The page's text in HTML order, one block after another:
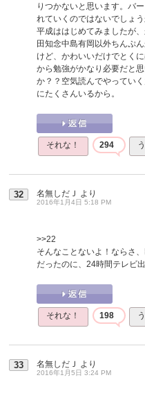
りつかないと思います。バ
れていくのではないでしょ
平成ははじめてみましたが
田知念中島有岡以外ちんぷ
けど、かわいいだけでとく
から勉強がかなり必要だと
か？？空気読んでやってい
にたくさんいるから。
それな！ 294
32 名無しだＪ より
2016年1月4日 5:18 PM
>>22
そんなことないよ！ならさ
だったのに、24時間テレビ
それな！ 198
33 名無しだＪ より
2016年1月5日 3:24 PM